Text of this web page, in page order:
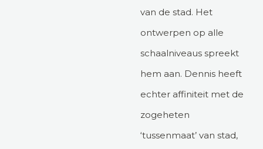
van de stad. Het
ontwerpen op alle
schaalniveaus spreekt
hem aan. Dennis heeft
echter affiniteit met de
zogeheten
‘tussenmaat’ van stad,